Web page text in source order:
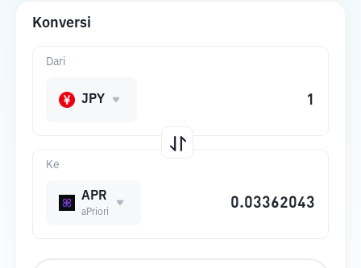
Konversi
Ke
APR
aPriori
Dari
JPY